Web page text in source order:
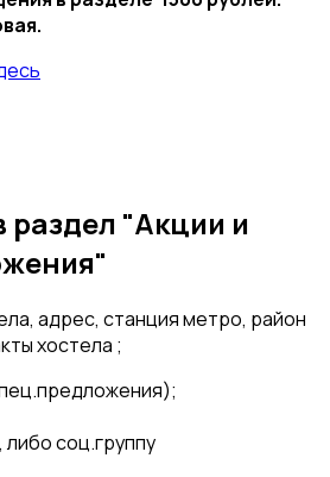
"Акции и
адрес, станция метро, район
хостела ;
либо соц.группу